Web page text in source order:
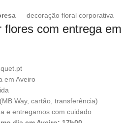
— decoração floral corporativa
flores com entrega em
em Aveiro
Way, cartão, transferência)
e entregamos com cuidado